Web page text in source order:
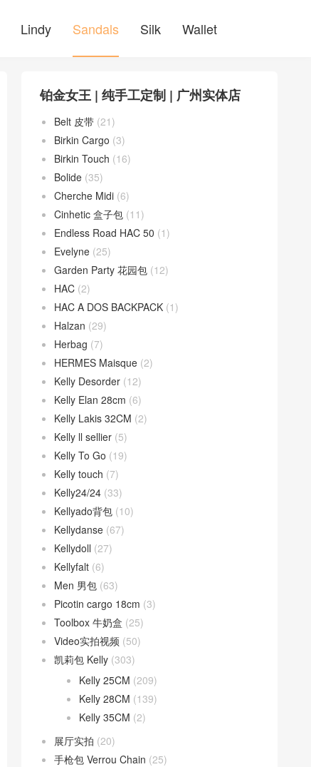
Lindy Sandals Silk Wallet
铂金女王 | 纯手工定制 | 广州实体店
Belt 皮带 (21)
Birkin Cargo (3)
Birkin Touch (16)
Bolide (35)
Cherche Midi (6)
Cinhetic 盒子包 (11)
Endless Road HAC 50 (1)
Evelyne (25)
Garden Party 花园包 (12)
HAC (2)
HAC A DOS BACKPACK (1)
Halzan (29)
Herbag (7)
HERMES Maisque (2)
Kelly Desorder (12)
Kelly Elan 28cm (6)
Kelly Lakis 32CM (2)
Kelly ll sellier (5)
Kelly To Go (19)
Kelly touch (7)
Kelly24/24 (33)
Kellyado背包 (10)
Kellydanse (67)
Kellydoll (27)
Kellyfalt (6)
Men 男包 (63)
Picotin cargo 18cm (3)
Toolbox 牛奶盒 (25)
Video实拍视频 (50)
凯莉包 Kelly (303)
Kelly 25CM (209)
Kelly 28CM (139)
Kelly 35CM (2)
展厅实拍 (20)
手枪包 Verrou Chain (25)